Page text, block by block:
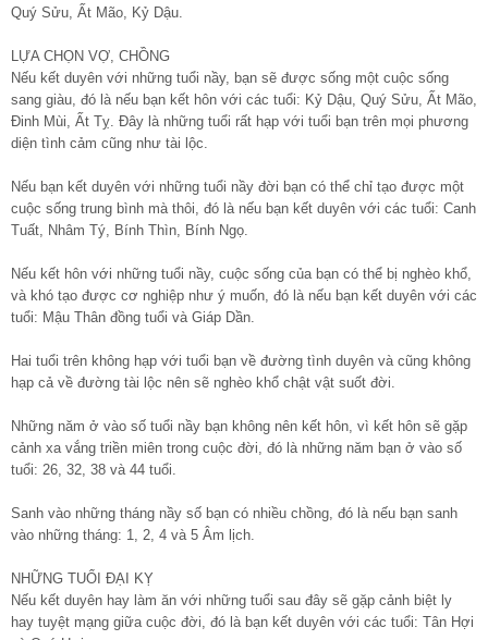
Quý Sửu, Ất Mão, Kỷ Dậu.
LỰA CHỌN VỢ, CHỒNG
Nếu kết duyên với những tuổi nầy, bạn sẽ được sống một cuộc sống
sang giàu, đó là nếu bạn kết hôn với các tuổi: Kỷ Dậu, Quý Sửu, Ất Mão,
Đinh Mùi, Ất Tỵ. Đây là những tuổi rất hạp với tuổi bạn trên mọi phương
diện tình cảm cũng như tài lộc.
Nếu bạn kết duyên với những tuổi nầy đời bạn có thể chỉ tạo được một
cuộc sống trung bình mà thôi, đó là nếu bạn kết duyên với các tuổi: Canh
Tuất, Nhâm Tý, Bính Thìn, Bính Ngọ.
Nếu kết hôn với những tuổi nầy, cuộc sống của bạn có thể bị nghèo khổ,
và khó tạo được cơ nghiệp như ý muốn, đó là nếu bạn kết duyên với các
tuổi: Mậu Thân đồng tuổi và Giáp Dần.
Hai tuổi trên không hạp với tuổi bạn về đường tình duyên và cũng không
hạp cả về đường tài lộc nên sẽ nghèo khổ chật vật suốt đời.
Những năm ở vào số tuổi nầy bạn không nên kết hôn, vì kết hôn sẽ gặp
cảnh xa vắng triền miên trong cuộc đời, đó là những năm bạn ở vào số
tuổi: 26, 32, 38 và 44 tuổi.
Sanh vào những tháng nầy số bạn có nhiều chồng, đó là nếu bạn sanh
vào những tháng: 1, 2, 4 và 5 Âm lịch.
NHỮNG TUỔI ĐẠI KỴ
Nếu kết duyên hay làm ăn với những tuổi sau đây sẽ gặp cảnh biệt ly
hay tuyệt mạng giữa cuộc đời, đó là bạn kết duyên với các tuổi: Tân Hợi